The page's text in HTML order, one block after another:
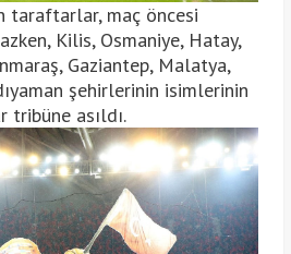
taraftarlar, maç öncesi
Kilis, Osmaniye, Hatay,
Gaziantep, Malatya,
şehirlerinin isimlerinin
tribüne asıldı.